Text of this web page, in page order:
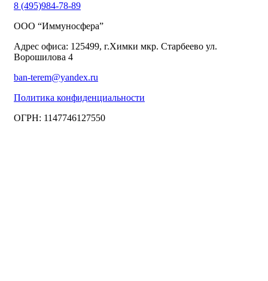
8 (495)984-78-89
ООО “Иммуносфера”
Адрес офиса: 125499, г.Химки мкр. Старбеево ул.
Ворошилова 4
ban-terem@yandex.ru
Политика конфиденциальности
ОГРН: 1147746127550